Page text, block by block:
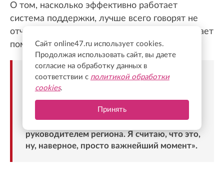
О том, насколько эффективно работает
система поддержки, лучше всего говорят не
отчеты, а реальные ситуации в районах, считает
помощник губернатора:
«На совещании было принято решение о
ежеквартальной встрече губернатора с
активом Ассоциации ветеранов. То есть мы
понимаем, что теперь все проблемы
ветеранов будут напрямую услышаны
руководителем региона. Я считаю, что это,
ну, наверное, просто важнейший момент».
Сайт online47.ru использует cookies.
Продолжая использовать сайт, вы даете
согласие на обработку данных в
соответствии с политикой обработки
cookies.
Принять